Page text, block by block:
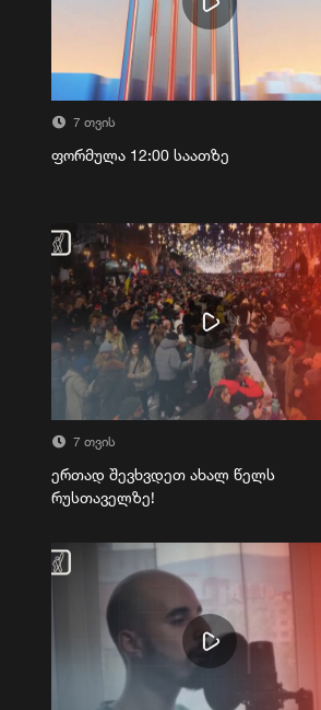
7 თვის
ფორმულა 12:00 საათზე
7 თვის
ერთად შევხვდეთ ახალ წელს
რუსთაველზე!